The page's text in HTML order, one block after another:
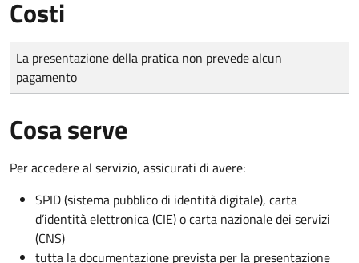
Costi
Tipo di pagamento
Importo
La presentazione della pratica non prevede alcun
pagamento
Cosa serve
Per accedere al servizio, assicurati di avere:
SPID (sistema pubblico di identità digitale), carta
d’identità elettronica (CIE) o carta nazionale dei servizi
(CNS)
tutta la documentazione prevista per la presentazione